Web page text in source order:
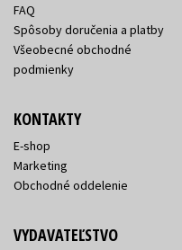
FAQ
Spôsoby doručenia a platby
Všeobecné obchodné
podmienky
KONTAKTY
E-shop
Marketing
Obchodné oddelenie
VYDAVATEĽSTVO